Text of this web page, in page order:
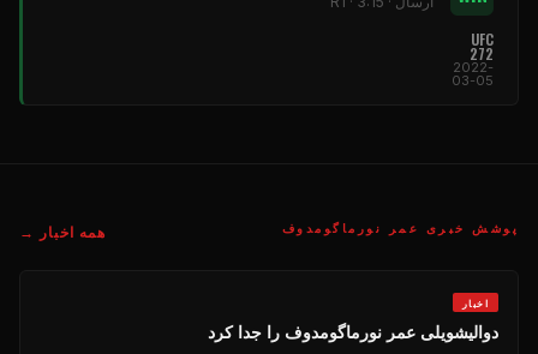
UFC
272
2022-
03-05
پوشش خبری عمر نورماگومدوف همه اخبار →
اخبار
دوالیشویلی عمر نورماگومدوف را جدا کرد